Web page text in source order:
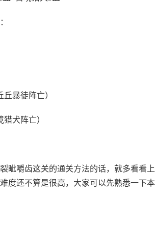
暴徒阵亡）
犬阵亡）
眦嚼齿这关的通关方法的话，就多看看
度还不算是很高，大家可以先熟悉一下